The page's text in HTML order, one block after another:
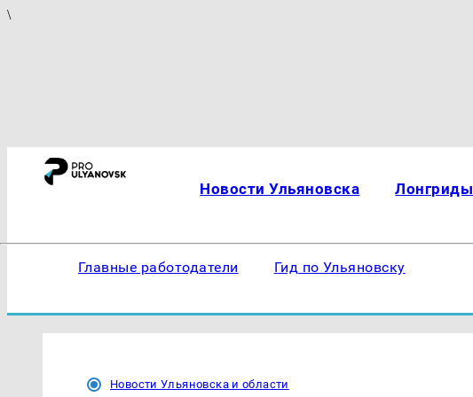
\
Новости Ульяновска Лонгриды
Главные работодатели Гид по Ульяновску
Новости Ульяновска и области